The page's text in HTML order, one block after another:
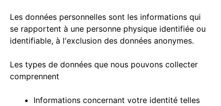
Les données personnelles sont les informations qui
se rapportent à une personne physique identifiée ou
identifiable, à l'exclusion des données anonymes.
Les types de données que nous pouvons collecter
comprennent
Informations concernant votre identité telles